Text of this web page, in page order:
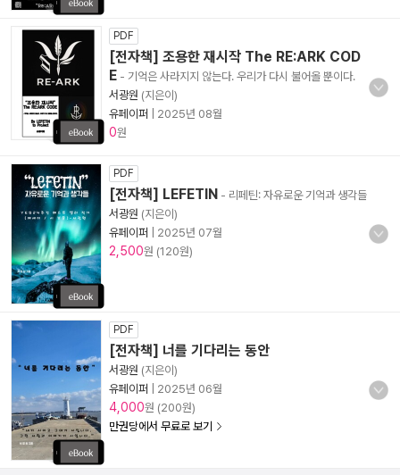
PDF
[전자책] 조용한 재시작 The RE:ARK COD
E - 기억은 사라지지 않는다. 우리가 다시 불어올 뿐이다.
서광원 (지은이)
유페이퍼
2025년 08월
0원
PDF
[전자책] LEFETIN - 리페틴: 자유로운 기억과 생각들
서광원 (지은이)
유페이퍼
2025년 07월
2,500원 (120원)
PDF
[전자책] 너를 기다리는 동안
서광원 (지은이)
유페이퍼
2025년 06월
4,000원 (200원)
만권당에서 무료로 보기